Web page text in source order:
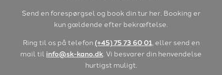
Send en forespørgsel og book din tur her. Booking er
kun gældende efter bekræftelse.
Ring til os på telefon (+45) 75 73 60 01, eller send en
mail til info@sk-kano.dk . Vi besvarer din henvendelse
hurtigst muligt.